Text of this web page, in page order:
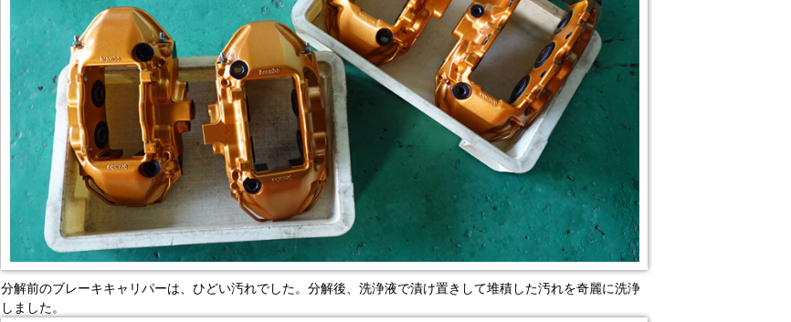
分解前のブレーキキャリパーは、ひどい汚れでした。分解後、洗浄液で漬け置きして堆積した汚れを奇麗に洗浄
しました。